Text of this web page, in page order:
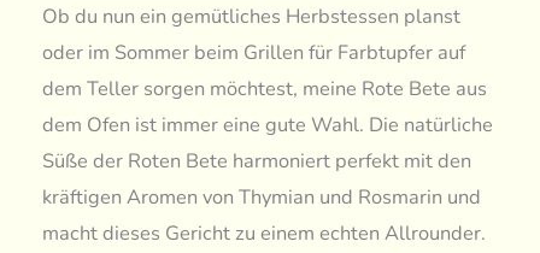
Ob du nun ein gemütliches Herbstessen planst
oder im Sommer beim Grillen für Farbtupfer auf
dem Teller sorgen möchtest, meine Rote Bete aus
dem Ofen ist immer eine gute Wahl. Die natürliche
Süße der Roten Bete harmoniert perfekt mit den
kräftigen Aromen von Thymian und Rosmarin und
macht dieses Gericht zu einem echten Allrounder.